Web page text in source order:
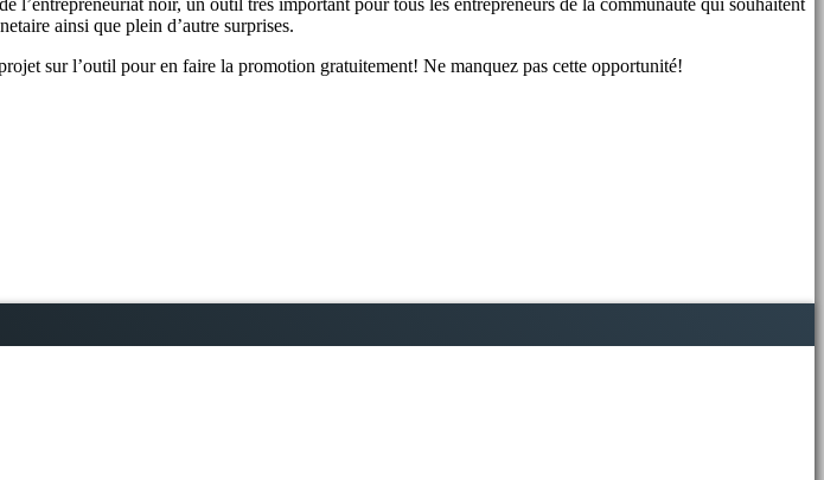
ainsi que plein d’autre surprises.
sur l’outil pour en faire la promotion gratuitement! Ne manquez pas cette opportunité!